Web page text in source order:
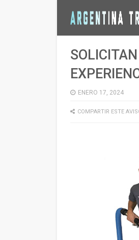
ENERO 17, 2024
COMPARTIR ESTE